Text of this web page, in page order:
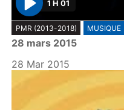
P
l
a
y
1 H 01
PMR (2013-2018) MUSIQUE
28 mars 2015
28 Mar 2015